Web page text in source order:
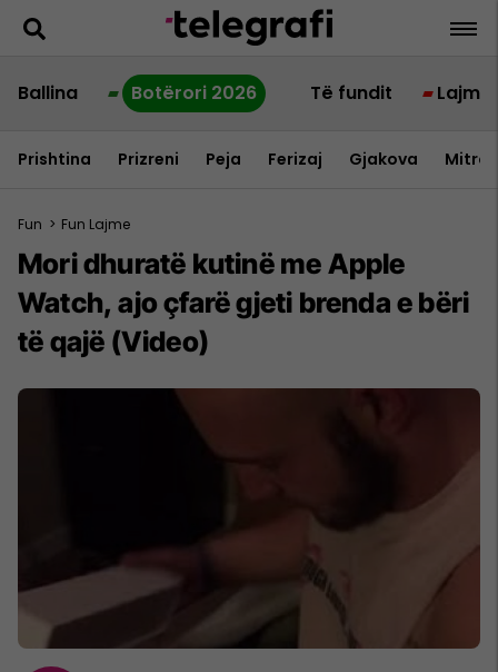
Ballina Botërori 2026 Të fundit Lajme
Prishtina Prizreni Peja Ferizaj Gjakova
Fun > Fun Lajme
Mori dhuratë kutinë me Apple
Watch, ajo çfarë gjeti brenda e bëri
të qajë (Video)